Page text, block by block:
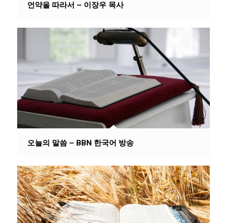
언약을 따라서 – 이장우 목사
오늘의 말씀 – BBN 한국어 방송